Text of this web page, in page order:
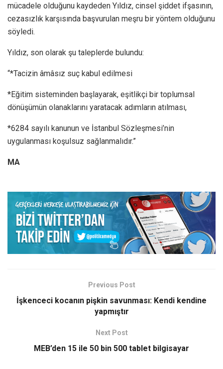
mücadele olduğunu kaydeden Yıldız, cinsel şiddet ifşasının,
cezasızlık karşısında başvurulan meşru bir yöntem olduğunu
söyledi.
Yıldız, son olarak şu taleplerde bulundu:
“*Tacizin âmâsız suç kabul edilmesi
*Eğitim sisteminden başlayarak, eşitlikçi bir toplumsal
dönüşümün olanaklarını yaratacak adımların atılması,
*6284 sayılı kanunun ve İstanbul Sözleşmesi’nin
uygulanması koşulsuz sağlanmalıdır.”
MA
Previous Post
İşkenceci kocanın pişkin savunması: Kendi kendine
yapmıştır
Next Post
MEB’den 15 ile 50 bin 500 tablet bilgisayar